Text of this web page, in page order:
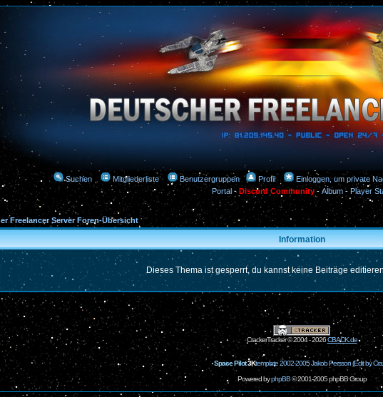
Suchen Mitgliederliste Benutzergruppen Profil Einloggen, um private
Portal-Discord Community- Album- Player
Freelancer Server Foren-Übersicht
Information
Dieses Thema ist gesperrt, du kannst keine Beiträge
CrackerTracker © 2004 - 2026CBACK.de
Space Pilot3Ktemplate 2002-2005 Jakob Persson (Edit by
Powered byphpBB© 2001-2005 phpBB Group